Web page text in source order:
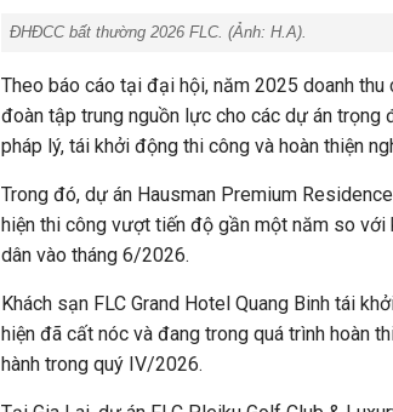
ĐHĐCC bất thường 2026 FLC. (Ảnh: H.A).
Theo báo cáo tại đại hội, năm 2025 doanh thu
đoàn tập trung nguồn lực cho các dự án trọng
pháp lý, tái khởi động thi công và hoàn thiện
Trong đó, dự án Hausman Premium
hiện thi công vượt tiến độ gần một năm so
dân vào tháng 6/2026.
Khách sạn FLC Grand Hotel Quang Binh tái
hiện đã cất nóc và đang trong quá trình hoàn
hành trong quý IV/2026.